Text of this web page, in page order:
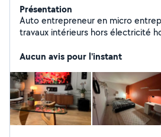
Présentation
Auto entrepreneur en micro
travaux intérieurs hors électricité
Aucun avis pour l'instant